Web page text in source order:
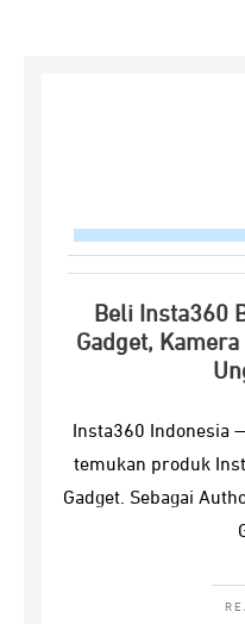
Beli Insta360
Gadget,
Insta360 Indonesia
temukan produk
Gadget. Sebagai